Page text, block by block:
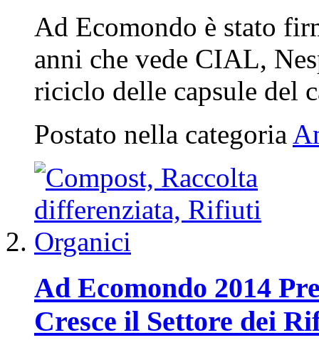
Ad Ecomondo è stato
anni che vede CIAL,
riciclo delle capsule
Postato nella categoria
Ad Ecomondo 2014
Cresce il Settore dei